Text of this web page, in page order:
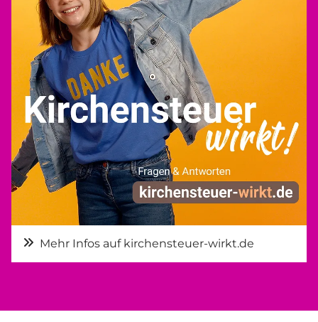
Mehr Infos auf kirchensteuer-wirkt.de